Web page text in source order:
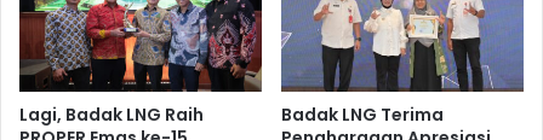
Lagi, Badak LNG Raih
Badak LNG Terima